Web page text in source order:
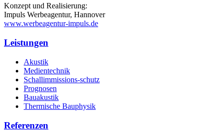
Konzept und Realisierung:
Impuls Werbeagentur, Hannover
www.werbeagentur-impuls.de
Leistungen
Akustik
Medientechnik
Schallimmissions-schutz
Prognosen
Bauakustik
Thermische Bauphysik
Referenzen